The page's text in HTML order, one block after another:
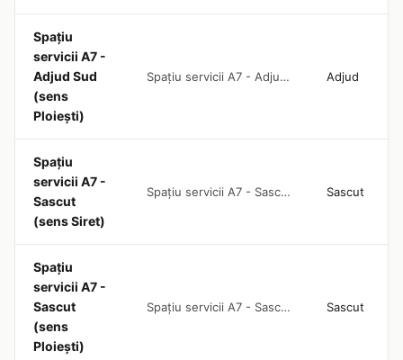
Spațiu
servicii A7 -
Adjud Sud
(sens
Ploiești)
Spațiu servicii A7 - Adjud Sud (sens Ploiești) Adjud
Spațiu
servicii A7 -
Sascut
(sens Siret)
Spațiu servicii A7 - Sascut (sens Siret) Sascut
Spațiu
servicii A7 -
Sascut
(sens
Ploiești)
Spațiu servicii A7 - Sascut (sens Ploiești) Sascut